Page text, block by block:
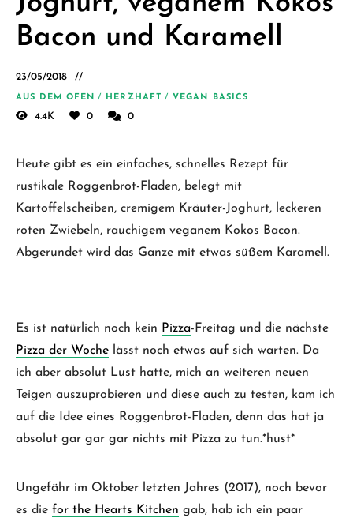
Bacon und Karamell
23/05/2018
AUS DEM OFEN / HERZHAFT / VEGAN BASICS
4.4K 0 0
Heute gibt es ein einfaches, schnelles Rezept für
rustikale Roggenbrot-Fladen, belegt mit
Kartoffelscheiben, cremigem Kräuter-Joghurt, leckeren
roten Zwiebeln, rauchigem veganem Kokos Bacon.
Abgerundet wird das Ganze mit etwas süßem Karamell.
Es ist natürlich noch kein Pizza-Freitag und die nächste
Pizza der Woche lässt noch etwas auf sich warten. Da
ich aber absolut Lust hatte, mich an weiteren neuen
Teigen auszuprobieren und diese auch zu testen, kam ich
auf die Idee eines Roggenbrot-Fladen, denn das hat ja
absolut gar gar gar nichts mit Pizza zu tun.*hust*
Ungefähr im Oktober letzten Jahres (2017), noch bevor
es die for the Hearts Kitchen gab, hab ich ein paar